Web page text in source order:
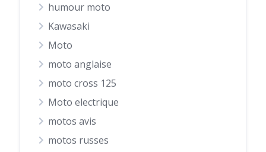
humour moto
Kawasaki
Moto
moto anglaise
moto cross 125
Moto electrique
motos avis
motos russes